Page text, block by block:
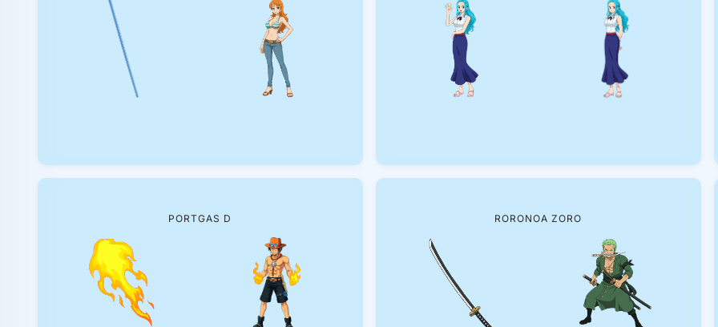
PORTGAS D RORONOA ZORO